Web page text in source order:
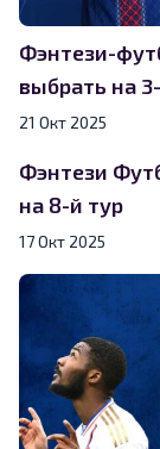
Фэнтези-
выбрать на
21 Окт 2025
Фэнтези
на 8-й тур
17 Окт 2025